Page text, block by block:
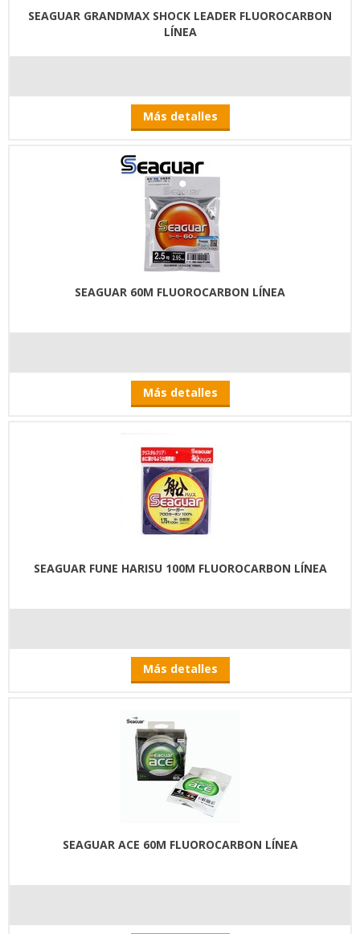
SEAGUAR GRANDMAX SHOCK LEADER FLUOROCARBON
LÍNEA
Más detalles
SEAGUAR 60M FLUOROCARBON LÍNEA
Más detalles
SEAGUAR FUNE HARISU 100M FLUOROCARBON LÍNEA
Más detalles
SEAGUAR ACE 60M FLUOROCARBON LÍNEA